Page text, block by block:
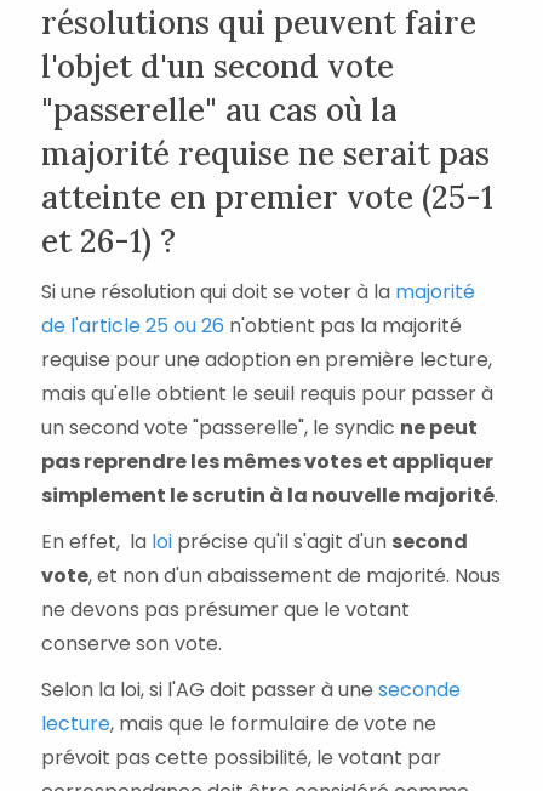
résolutions qui peuvent faire
l'objet d'un second vote
"passerelle" au cas où la
majorité requise ne serait pas
atteinte en premier vote (25-1
et 26-1) ?
Si une résolution qui doit se voter à la majorité
de l'article 25 ou 26 n'obtient pas la majorité
requise pour une adoption en première lecture,
mais qu'elle obtient le seuil requis pour passer à
un second vote "passerelle", le syndic ne peut
pas reprendre les mêmes votes et appliquer
simplement le scrutin à la nouvelle majorité.
En effet, la loiprécise qu'il s'agit d'un second
vote, et non d'un abaissement de majorité. Nous
ne devons pas présumer que le votant
conserve son vote.
Selon la loi, si l'AG doit passer à une seconde
lecture, mais que le formulaire de vote ne
prévoit pas cette possibilité, le votant par